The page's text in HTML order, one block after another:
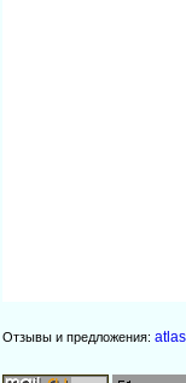
Отзывы и предложения: